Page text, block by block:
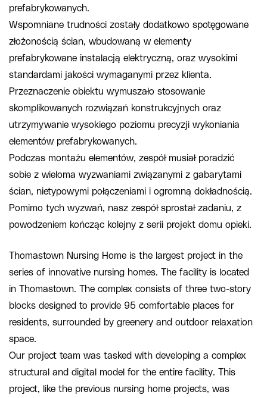
prefabrykowanych.
Wspomniane trudności zostały dodatkowo spotęgowane
złożonością ścian, wbudowaną w elementy
prefabrykowane instalacją elektryczną, oraz wysokimi
standardami jakości wymaganymi przez klienta.
Przeznaczenie obiektu wymuszało stosowanie
skomplikowanych rozwiązań konstrukcyjnych oraz
utrzymywanie wysokiego poziomu precyzji wykoniania
elementów prefabrykowanych.
Podczas montażu elementów, zespół musiał poradzić
sobie z wieloma wyzwaniami związanymi z gabarytami
ścian, nietypowymi połączeniami i ogromną dokładnością.
Pomimo tych wyzwań, nasz zespół sprostał zadaniu, z
powodzeniem kończąc kolejny z serii projekt domu opieki.
Thomastown Nursing Home is the largest project in the
series of innovative nursing homes. The facility is located
in Thomastown. The complex consists of three two-story
blocks designed to provide 95 comfortable places for
residents, surrounded by greenery and outdoor relaxation
space.
Our project team was tasked with developing a complex
structural and digital model for the entire facility. This
project, like the previous nursing home projects, was